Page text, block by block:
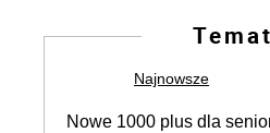
Najnowsze
Nowe 1000 plus dla